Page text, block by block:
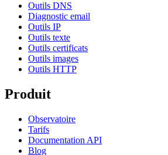
Outils DNS
Diagnostic email
Outils IP
Outils texte
Outils certificats
Outils images
Outils HTTP
Produit
Observatoire
Tarifs
Documentation API
Blog